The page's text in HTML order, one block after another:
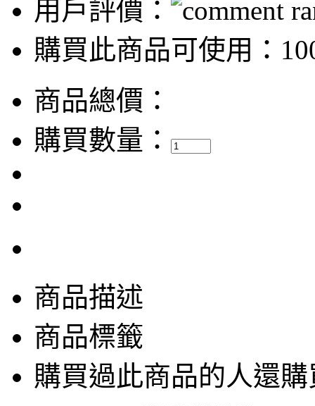
用戶評價：
購買此商品可使用：
商品總價：
購買數量：
商品描述
商品標籤
購買過此商品的人還